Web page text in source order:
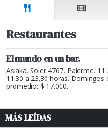
Restaurantes
El mundo en un bar.
Asiaka. Soler 4767, Palermo.
11.30 a 23.30 horas. Domingos
promedio: $ 17.000.
MÁS LEÍDAS